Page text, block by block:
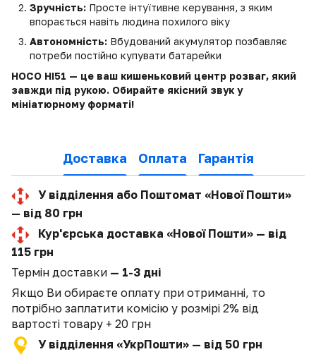
Зручність: Просте інтуїтивне керування, з яким
впорається навіть людина похилого віку
Автономність: Вбудований акумулятор позбавляє
потреби постійно купувати батарейки
HOCO HI51 — це ваш кишеньковий центр розваг, який
завжди під рукою. Обирайте якісний звук у
мініатюрному форматі!
Доставка Оплата Гарантія
У відділення або Поштомат «Нової Пошти»
— від 80 грн
Кур'єрська доставка «Нової Пошти» — від
115 грн
Термін доставки — 1-3 дні
Якщо Ви обираєте оплату при отриманні, то
потрібно заплатити комісію у розмірі 2% від
вартості товару + 20 грн
У відділення «УкрПошти» — від 50 грн